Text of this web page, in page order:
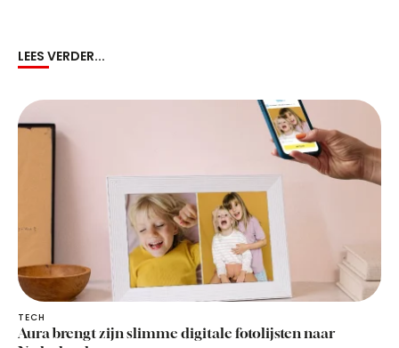
LEES VERDER...
TECH
Aura brengt zijn slimme digitale fotolijsten naar